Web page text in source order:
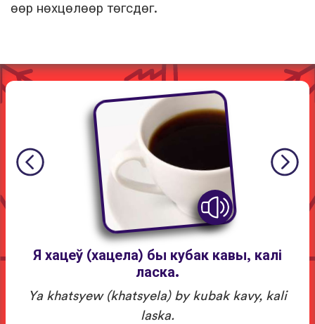
өөр нөхцөлөөр төгсдөг.
Я хацеў (хацела) бы кубак кавы, калі
ласка.
Ya khatsyew (khatsyela) by kubak kavy, kali
laska.